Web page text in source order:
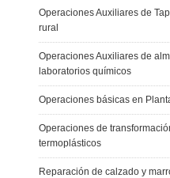
Operaciones Auxiliares de
rural
Operaciones Auxiliares de
laboratorios químicos
Operaciones básicas en
Operaciones de
termoplásticos
Reparación de calzado y